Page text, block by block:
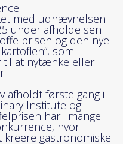
med udnævnelsen
under afholdelsen
og den nye
som
til at nytænke eller
afholdt første gang i
Institute og
har i mange
hvor
gastronomiske